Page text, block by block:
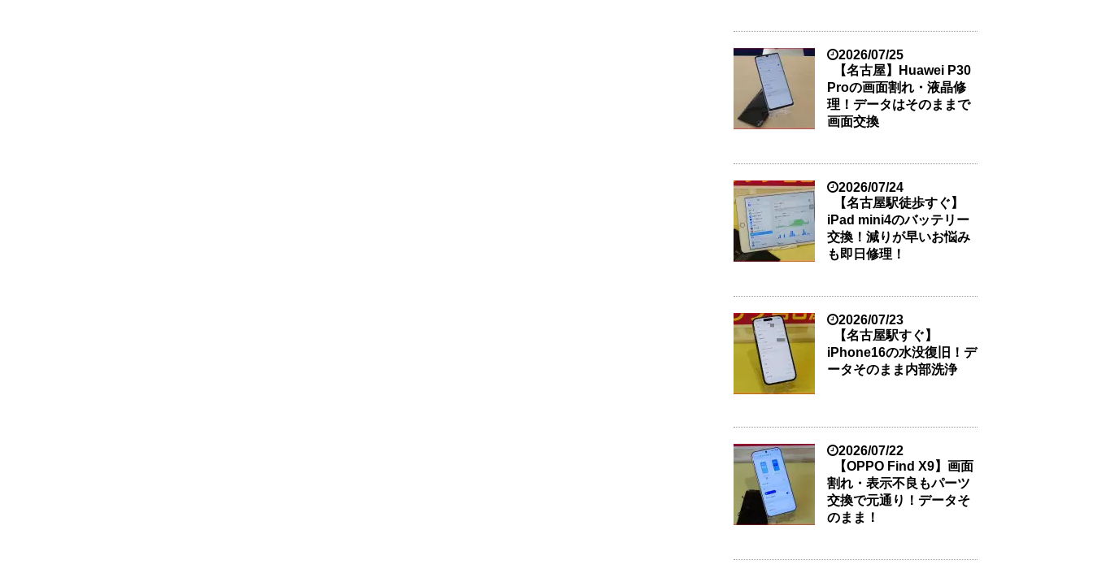
2026/07/25
【名古屋】Huawei P30
Proの画面割れ・液晶修
理！データはそのままで
画面交換
2026/07/24
【名古屋駅徒歩すぐ】
iPad mini4のバッテリー
交換！減りが早いお悩み
も即日修理！
2026/07/23
【名古屋駅すぐ】
iPhone16の水没復旧！デ
ータそのまま内部洗浄
2026/07/22
【OPPO Find X9】画面
割れ・表示不良もパーツ
交換で元通り！データそ
のまま！